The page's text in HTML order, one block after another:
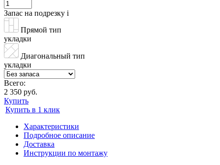
Запас на подрезку i
Прямой тип
укладки
Диагональный тип
укладки
Всего:
2 350 руб.
Купить
Купить в 1 клик
Характеристики
Подробное описание
Доставка
Инструкции по монтажу